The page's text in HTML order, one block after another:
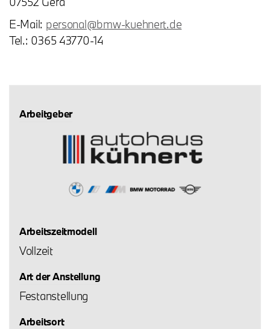
E-Mail: personal@bmw-kuehnert.de
Tel.: 0365 43770-14
Arbeitgeber
Arbeitszeitmodell
Vollzeit
Art der Anstellung
Festanstellung
Arbeitsort